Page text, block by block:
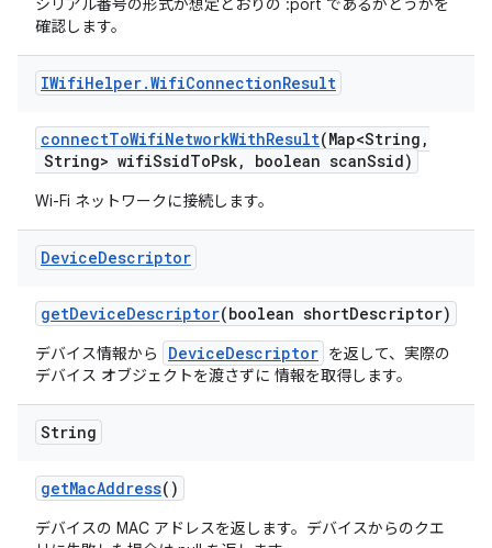
シリアル番号の形式が想定どおりの :port であるかどうかを
確認します。
IWifiHelper.WifiConnectionResult
connectToWifiNetworkWithResult(Map<String ,
String> wifiSsidToPsk, boolean scanSsid)
Wi-Fi ネットワークに接続します。
DeviceDescriptor
getDeviceDescriptor(boolean shortDescriptor)
デバイス情報から DeviceDescriptor を返して、実際の
デバイス オブジェクトを渡さずに 情報を取得します。
String
getMacAddress()
デバイスの MAC アドレスを返します。デバイスからのクエ